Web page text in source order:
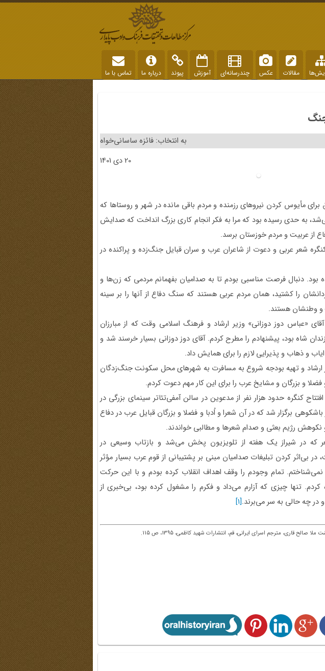
مقالات عکس چندرسانه‌ای آموزش پیوند درباره ما تماس با ما
به انتخاب: فائزه ساسانی‌خواه
20 دی 1401
برای مأیوس کردن نیروهای رزمنده و مردم باقی مانده در شهر و روستاها که
به حدی رسیده بود که مرا به فکر انجام کاری بزرگ انداخت که صدایش
از عربیت و مردم خوزستان برسد.
شعر عربی و دعوت از شاعران عرب و سران قبایل جنگ‌زده و پراکنده در
بود. دنبال فرصت مناسبی بودم تا به صدامیان بفهمانم مردمی که زن‌ها و
را کشتید، همان مردم عربی هستند که سنگ دفاع از آنها را بر سینه
و وطنشان هستند.
«عباس دوز دوزانی» وزیر ارشاد و فرهنگ اسلامی وقت که از مبارزان
شاه بود، پیشنهادم را مطرح کردم. آقای دوز دوزانی بسیار خرسند شد و
و ذهاب و پذیرایی لازم را برای همایش داد.
ارشاد و تهیه‌ بودجه شروع به مسافرت به شهرهای محل سکونت جنگ‌زدگان
و بزرگان و مشایخ عرب را برای این کار مهم دعوت کردم.
کنگره حدود هزار نفر از مدعوین در سالن آمفی‌تئاتر سینمای بزرگی در
برگزار شد که در آن شعرا و اُدبا و فضلا و بزرگان قبایل عرب در دفاع
نکوهش رژیم بعثی و صدام شعرها و مطالبی خواندند.
که در شیراز یک هفته از تلویزیون پخش می‌شد و بازتاب وسیعی در
بی‌اثر کردن تبلیغات صدامیان مبنی بر پشتیبانی از قوم عرب بسیار مؤثر
تمام وجودم را وقف اهداف انقلاب کرده بودم و با این حرکت
تنها چیزی که آزارم می‌داد و فکرم را مشغول کرده بود، بی‌خبری از
در چه حالی به سر می‌برند.[1]
قاری، مترجم اسرای ایرانی، قم، انتشارات شهید کاظمی، 1395، ص 115.